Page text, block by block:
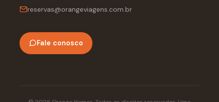
reservas@orangeviagens.com.br
Fale conosco